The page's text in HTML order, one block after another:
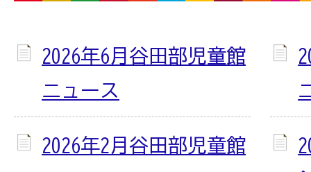
2026年6月谷田部児童館
ニュース
2026年2月谷田部児童館